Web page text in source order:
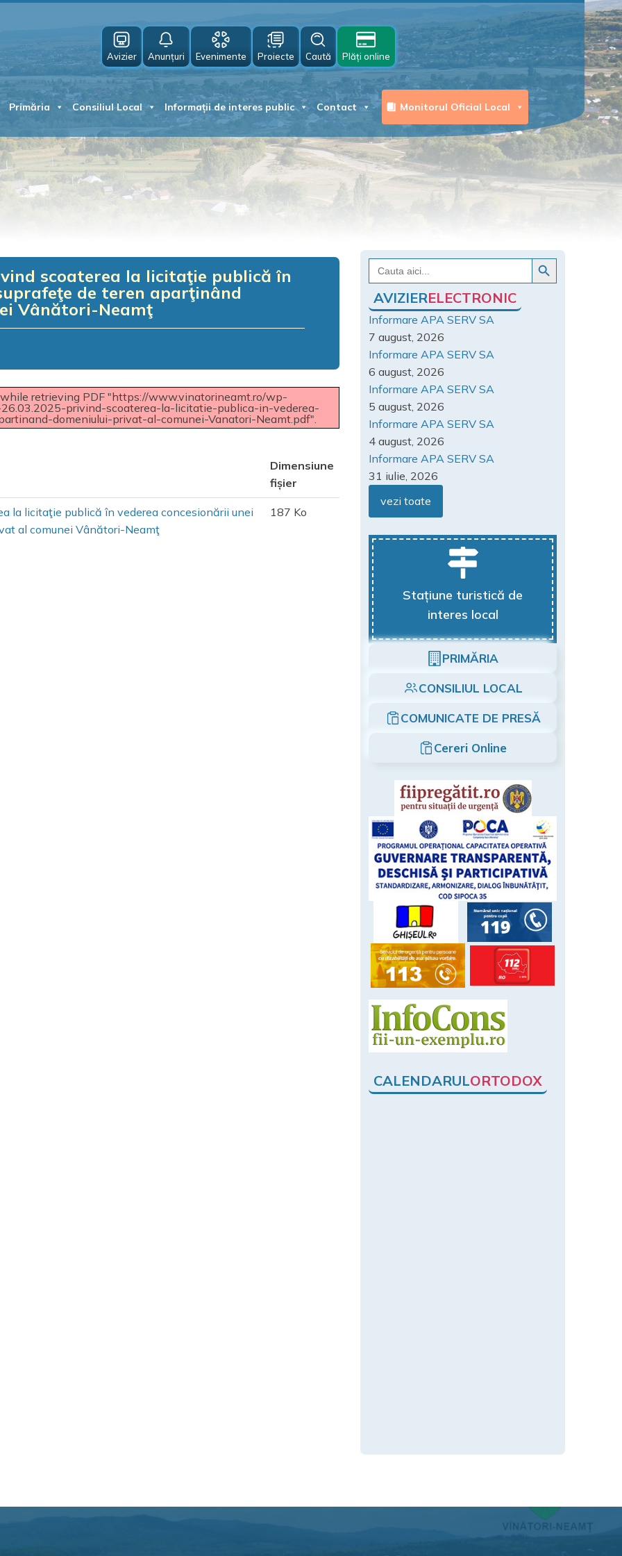
Avizier Anunțuri Evenimente Proiecte Caută Plăți online
Primăria Consiliul Local Informații de interes public Contact Monitorul Oficial Local
scoaterea la licitaţie publică în
de teren aparţinând
Vânători-Neamţ
retrieving PDF "https://www.vinatorineamt.ro/wp-
privind-scoaterea-la-licitatie-publica-in-vederea-
domeniului-privat-al-comunei-Vanatori-Neamt.pdf".
Dimensiune
fișier
la licitaţie publică în vederea concesionării unei
al comunei Vânători-Neamţ
187 Ko
Search
for:
Search Button
AVIZIERELECTRONIC
Informare APA SERV SA
7 august, 2026
Informare APA SERV SA
6 august, 2026
Informare APA SERV SA
5 august, 2026
Informare APA SERV SA
4 august, 2026
Informare APA SERV SA
31 iulie, 2026
vezi toate
Stațiune turistică de
interes local
PRIMĂRIA
CONSILIUL LOCAL
COMUNICATE DE PRESĂ
Cereri Online
CALENDARULORTODOX